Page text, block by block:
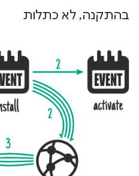
בהתקנה, לא כתלות